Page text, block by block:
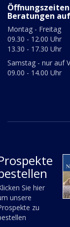
Öffnungszeiten
Beratungen
Montag - Freitag
09.30 - 12.00 Uhr
13.30 - 17.30 Uhr
Samstag - nur auf
09.00 - 14.00 Uhr
Sie hier
unsere
zu